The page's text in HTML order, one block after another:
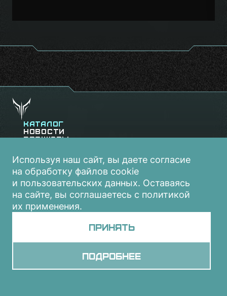
Каталог
Новости
Брошюры
Все права защищены: gaming-chair.ru
Мы в социальных сетях
Используя наш сайт, вы даете согласие
на обработку файлов cookie
и пользовательских данных. Оставаясь
на сайте, вы соглашаетесь с политикой
их применения.
Принять
Подробнее